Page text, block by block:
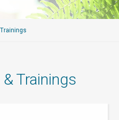
Trainings